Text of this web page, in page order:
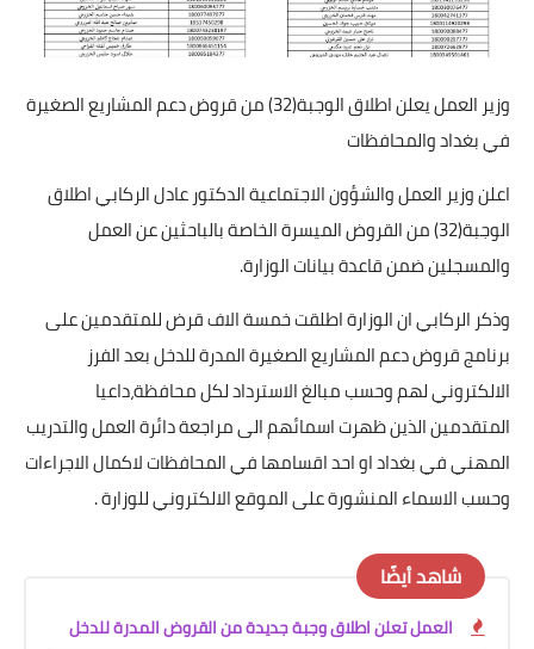
وزير العمل يعلن اطلاق الوجبة(32) من قروض دعم المشاريع الصغيرة
في بغداد والمحافظات
اعلن وزير العمل والشؤون الاجتماعية الدكتور عادل الركابي اطلاق
الوجبة(32) من القروض الميسرة الخاصة بالباحثين عن العمل
والمسجلين ضمن قاعدة بيانات الوزارة.
وذكر الركابي ان الوزارة اطلقت خمسة الاف قرض للمتقدمين على
برنامج قروض دعم المشاريع الصغيرة المدرة للدخل بعد الفرز
الالكتروني لهم وحسب مبالغ الاسترداد لكل محافظة،داعيا
المتقدمين الذين ظهرت اسمائهم الى مراجعة دائرة العمل والتدريب
المهني في بغداد او احد اقسامها في المحافظات لاكمال الاجراءات
وحسب الاسماء المنشورة على الموقع الالكتروني للوزارة .
شاهد أيضًا
العمل تعلن اطلاق وجبة جديدة من القروض المدرة للدخل